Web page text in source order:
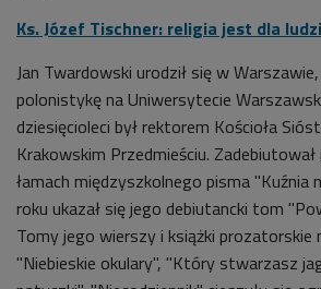
Ks. Józef Tischner: religia jest dla
Jan Twardowski urodził się w
polonistykę na Uniwersytecie
dziesięcioleci był rektorem Kościoła
Krakowskim Przedmieściu.
łamach międzyszkolnego pisma "Kuźnia
roku ukazał się jego debiutancki tom
Tomy jego wierszy i książki prozatorskie
"Niebieskie okulary", "Który stwarzasz